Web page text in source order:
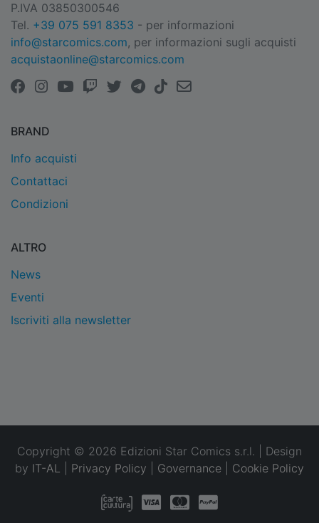
P.IVA 03850300546
Tel. +39 075 591 8353 - per informazioni
info@starcomics.com, per informazioni sugli acquisti
acquistaonline@starcomics.com
BRAND
Info acquisti
Contattaci
Condizioni
ALTRO
News
Eventi
Iscriviti alla newsletter
Copyright © 2026 Edizioni Star Comics s.r.l. | Design
by IT-AL Privacy Policy Governance Cookie Policy